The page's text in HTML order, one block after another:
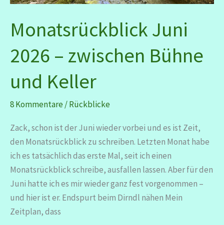
Monatsrückblick Juni
2026 – zwischen Bühne
und Keller
8 Kommentare/Rückblicke
Zack, schon ist der Juni wieder vorbei und es ist Zeit,
den Monatsrückblick zu schreiben. Letzten Monat habe
ich es tatsächlich das erste Mal, seit ich einen
Monatsrückblick schreibe, ausfallen lassen. Aber für den
Juni hatte ich es mir wieder ganz fest vorgenommen –
und hier ist er. Endspurt beim Dirndl nähen Mein
Zeitplan, dass